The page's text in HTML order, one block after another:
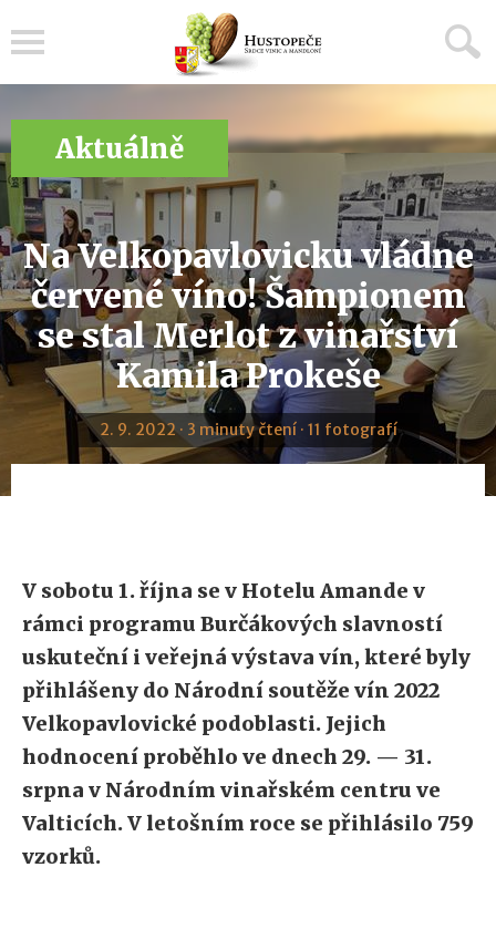
Aktuálně
Na Velkopavlovicku vládne
červené víno! Šampionem
se stal Merlot z vinařství
Kamila Prokeše
2. 9. 2022 · 3 minuty čtení · 11 fotografí
V sobotu 1. října se v Hotelu Amande v
rámci programu Burčákových slavností
uskuteční i veřejná výstava vín, které byly
přihlášeny do Národní soutěže vín 2022
Velkopavlovické podoblasti. Jejich
hodnocení proběhlo ve dnech 29. — 31.
srpna v Národním vinařském centru ve
Valticích. V letošním roce se přihlásilo 759
vzorků.